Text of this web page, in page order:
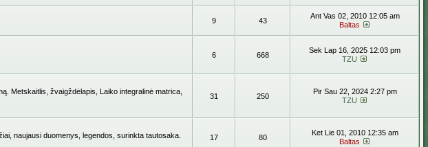
9 43
Ant Vas 02, 2010 12:05 am
Baltas
6 668
Sek Lap 16, 2025 12:03 pm
TZU
Metskaitlis, žvaigždėlapis, Laiko integralinė matrica,
31 250
Pir Sau 22, 2024 2:27 pm
TZU
naujausi duomenys, legendos, surinkta tautosaka.
17 80
Ket Lie 01, 2010 12:35 am
Baltas